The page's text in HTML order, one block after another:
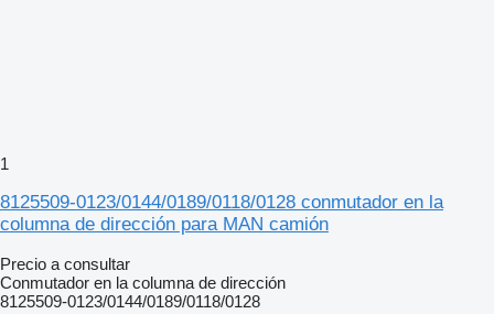
1
8125509-0123/0144/0189/0118/0128 conmutador en la
columna de dirección para MAN camión
Precio a consultar
Conmutador en la columna de dirección
8125509-0123/0144/0189/0118/0128